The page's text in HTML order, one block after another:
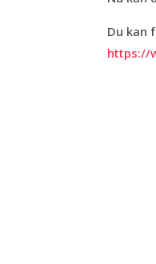
Du kan
https://